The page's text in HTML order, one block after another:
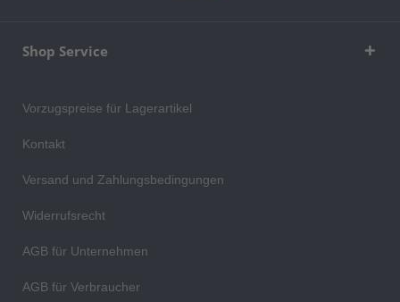
Shop Service
Vorzugspreise für Lagerartikel
Kontakt
Versand und Zahlungsbedingungen
Widerrufsrecht
AGB für Unternehmen
AGB für Verbraucher